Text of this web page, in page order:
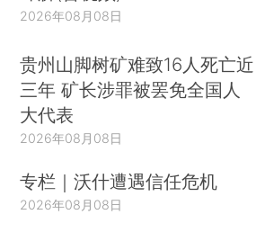
2026年08月08日
贵州山脚树矿难致16人死亡近
三年 矿长涉罪被罢免全国人
大代表
2026年08月08日
专栏｜沃什遭遇信任危机
2026年08月08日